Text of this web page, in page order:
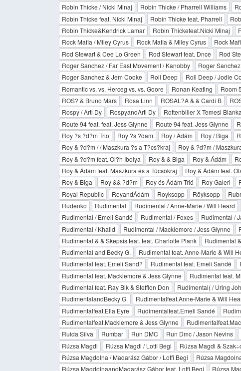
Robin Thicke / Nicki Minaj
Robin Thicke / Pharrell Williams
Robin Thicke feat. Nicki Minaj
Robin Thicke feat. Pharrell
Robin Thicke&Kendrick Lamar
Robin Thickefeat.Nicki Minaj
Rock Mafia / Miley Cyrus
Rock Mafia & Miley Cyrus Rock
Rod Stewart & Cee Lo Green
Rod Stewart feat. Dnce Rod
Roger Sanchez / Far East Movement / Kanobby
Roger
Roger Sanchez & Jem Cooke
Roll Deep Roll Deep / Jodie
Romantic vs. vs. Herceg vs. vs. Goore
Ronan Keating Room 5
ROS? & Bruno Mars
Rosa Linn ROSAL?A & & Cardi B
Rospy / Arti Dy
RospyandArti Dy Rottenbiller X Temesi
Route 94 feat. feat. Jess Glynne
Route 94 feat. Jess Glynne
Roy ?s ?d?m Trio
Roy ?s ?dam Roy / Ádám Roy / Biga
Roy & ?d?m / / Maszkura ?s a T?cs?kraj
Roy & ?d?m /
Roy & ?d?m feat. Ol?h Ibolya
Roy & & Biga Roy & Ádám
Roy & Ádám feat. Maszkura és a Tücsökraj
Roy & Ádám feat.
Roy & Biga
Roy && ?d?m Roy és Ádám Trió Roy Galeri
Royal Republic
RoyandÁdám Royksopp Röyksopp
Rudenko
Rudimental Rudimental / Anne-Marie / Will Heard
Rudimental / Emeli Sandé
Rudimental / Foxes Rudimental /
Rudimental / Khalid
Rudimental / Macklemore / Jess Glynne
Rudimental & & Skepsis feat. feat. Charlotte Plank
Rudimental
Rudimental and Becky G.
Rudimental feat. Anne-Marie & Will
Rudimental feat. Emeli Sand?
Rudimental feat. Emeli Sandé
Rudimental feat. Macklemore & Jess Glynne
Rudimental feat.
Rudimental feat. Ray Blk & Stefflon Don
Rudimental( / Uring
RudimentalandBecky G.
Rudimentalfeat.Anne-Marie & Will
Rudimentalfeat.Ella Eyre
Rudimentalfeat.Emeli Sandé
Rudimentalfeat.Macklemore & Jess Glynne
Ruida Silva
Rumbar Run DMC Run Dmc / Jason Nevins
Rúzsa Magdi
Rúzsa Magdi / Lotfi Begi Rúzsa Magdi &
Rúzsa Magdolna / Madarász Gábor / Lotfi Begi
Rúzsa
Rúzsa MagdolnaandMadarász Gábor feat. Lotfi Begi
Rúzsa